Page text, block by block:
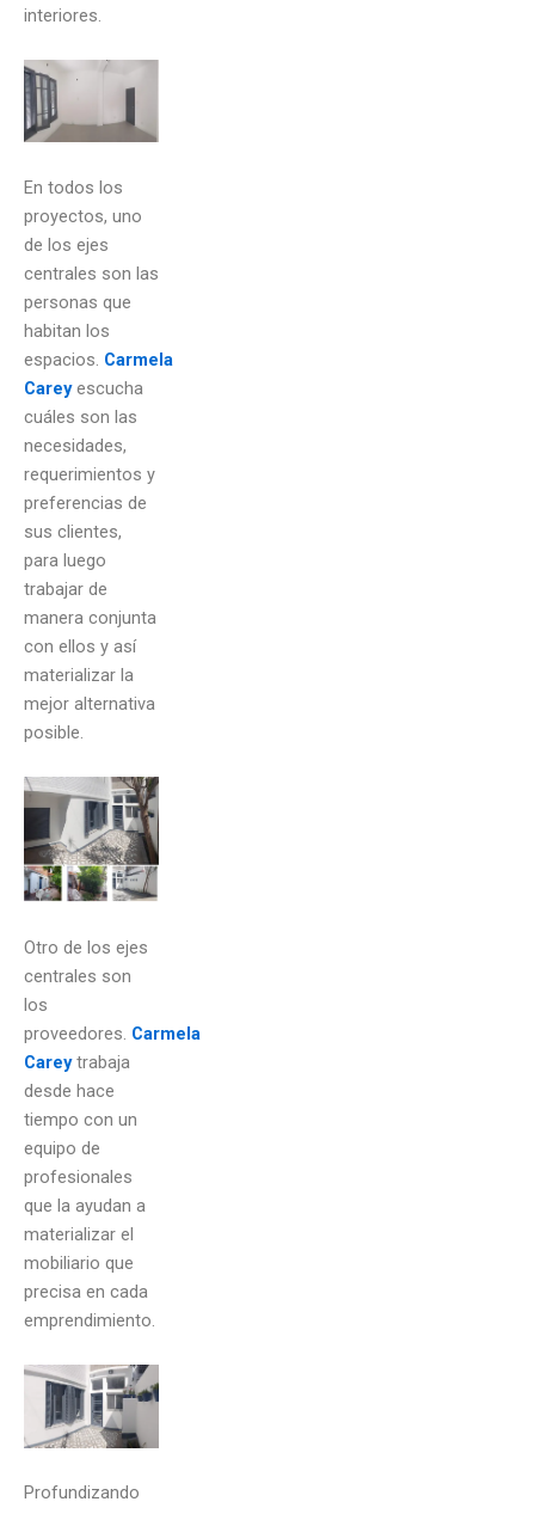
interiores.
En todos los
proyectos, uno
de los ejes
centrales son las
personas que
habitan los
espacios. Carmela
Careyescucha
cuáles son las
necesidades,
requerimientos y
preferencias de
sus clientes,
para luego
trabajar de
manera conjunta
con ellos y así
materializar la
mejor alternativa
posible.
Otro de los ejes
centrales son
los
proveedores. Carmela
Careytrabaja
desde hace
tiempo con un
equipo de
profesionales
que la ayudan a
materializar el
mobiliario que
precisa en cada
emprendimiento.
Profundizando